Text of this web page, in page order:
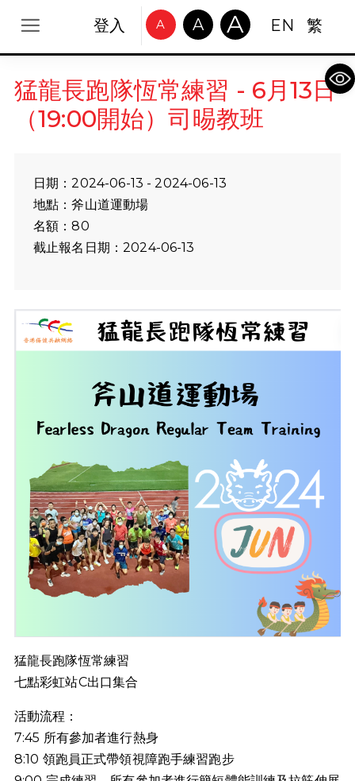
登入 A A A EN 繁
猛龍長跑隊恆常練習 - 6月13日
（19:00開始）司晹教班
日期：2024-06-13 - 2024-06-13
地點：斧山道運動場
名額：80
截止報名日期：2024-06-13
猛龍長跑隊恆常練習
七點彩虹站C出口集合
活動流程：
7:45 所有參加者進行熱身
8:10 領跑員正式帶領視障跑手練習跑步